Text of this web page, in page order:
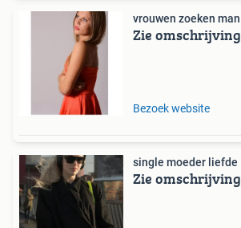
vrouwen zoeken man
Zie omschrijving
Bezoek website
single moeder liefde
Zie omschrijving